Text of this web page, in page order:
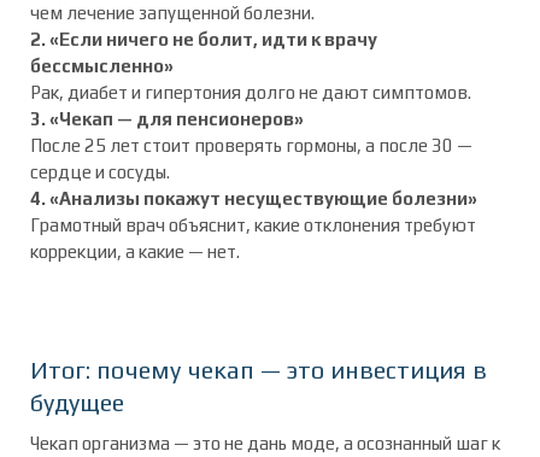
чем лечение запущенной болезни.
2. «Если ничего не болит, идти к врачу
бессмысленно»
Рак, диабет и гипертония долго не дают симптомов.
3. «Чекап — для пенсионеров»
После 25 лет стоит проверять гормоны, а после 30 —
сердце и сосуды.
4. «Анализы покажут несуществующие болезни»
Грамотный врач объяснит, какие отклонения требуют
коррекции, а какие — нет.
Итог: почему чекап — это инвестиция в
будущее
Чекап организма — это не дань моде, а осознанный шаг к